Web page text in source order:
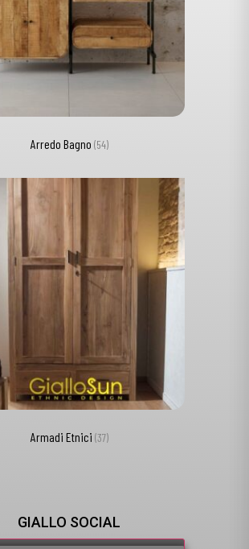
Arredo Bagno (54)
Armadi Etnici (37)
GIALLO SOCIAL